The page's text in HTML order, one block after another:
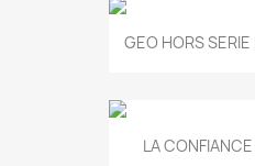
GEO HORS
LA